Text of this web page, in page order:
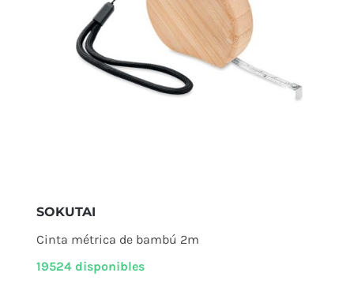
SOKUTAI
Cinta métrica de bambú 2m
19524 disponibles